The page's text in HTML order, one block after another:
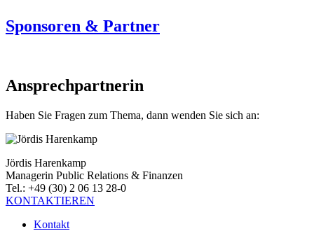
Sponsoren & Partner
Ansprechpartnerin
Haben Sie Fragen zum Thema, dann wenden Sie sich an:
Jördis Harenkamp
Managerin Public Relations & Finanzen
Tel.: +49 (30) 2 06 13 28-0
KONTAKTIEREN
Kontakt